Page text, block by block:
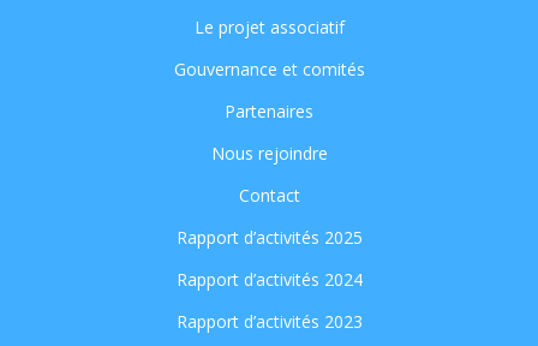
Le projet associatif
Gouvernance et comités
Partenaires
Nous rejoindre
Contact
Rapport d’activités 2025
Rapport d’activités 2024
Rapport d’activités 2023